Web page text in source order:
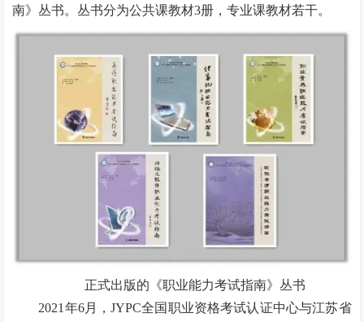
南》丛书。丛书分为公共课教材3册，专业课教材若干。
正式出版的《职业能力考试指南》丛书
2021年6月，JYPC全国职业资格考试认证中心与江苏省